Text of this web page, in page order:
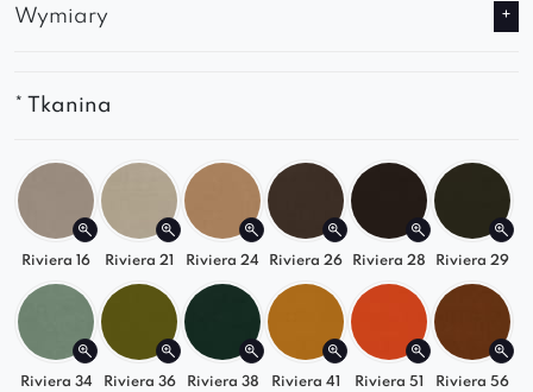
komfortowe i przestronne siedziska,
polski projekt łączący estetykę z
Dzięki różnorodnym modułom kolekcja Greta
pozwala stworzyć konfigurację idealnie
dopasowaną do Twoich potrzeb i charakteru
wnętrza.
Wymiary
* Tkanina
Riviera 16 Riviera 21 Riviera 24 Riviera 26 Riviera 28 Riviera 29
Riviera 34 Riviera 36 Riviera 38 Riviera 41 Riviera 51 Riviera 56